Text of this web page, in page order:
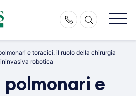
e toracici: il ruolo della chirurgia
robotica
polmonari e